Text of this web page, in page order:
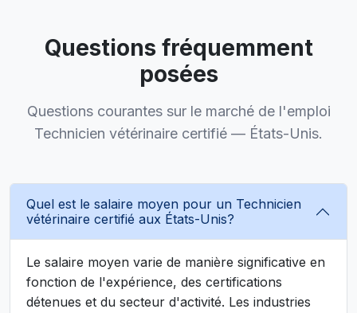
Questions fréquemment
posées
Questions courantes sur le marché de l'emploi
Technicien vétérinaire certifié — États-Unis.
Quel est le salaire moyen pour un Technicien
vétérinaire certifié aux États-Unis?
Le salaire moyen varie de manière significative en
fonction de l'expérience, des certifications
détenues et du secteur d'activité. Les industries